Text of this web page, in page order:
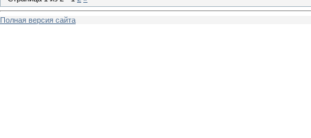
Полная версия сайта